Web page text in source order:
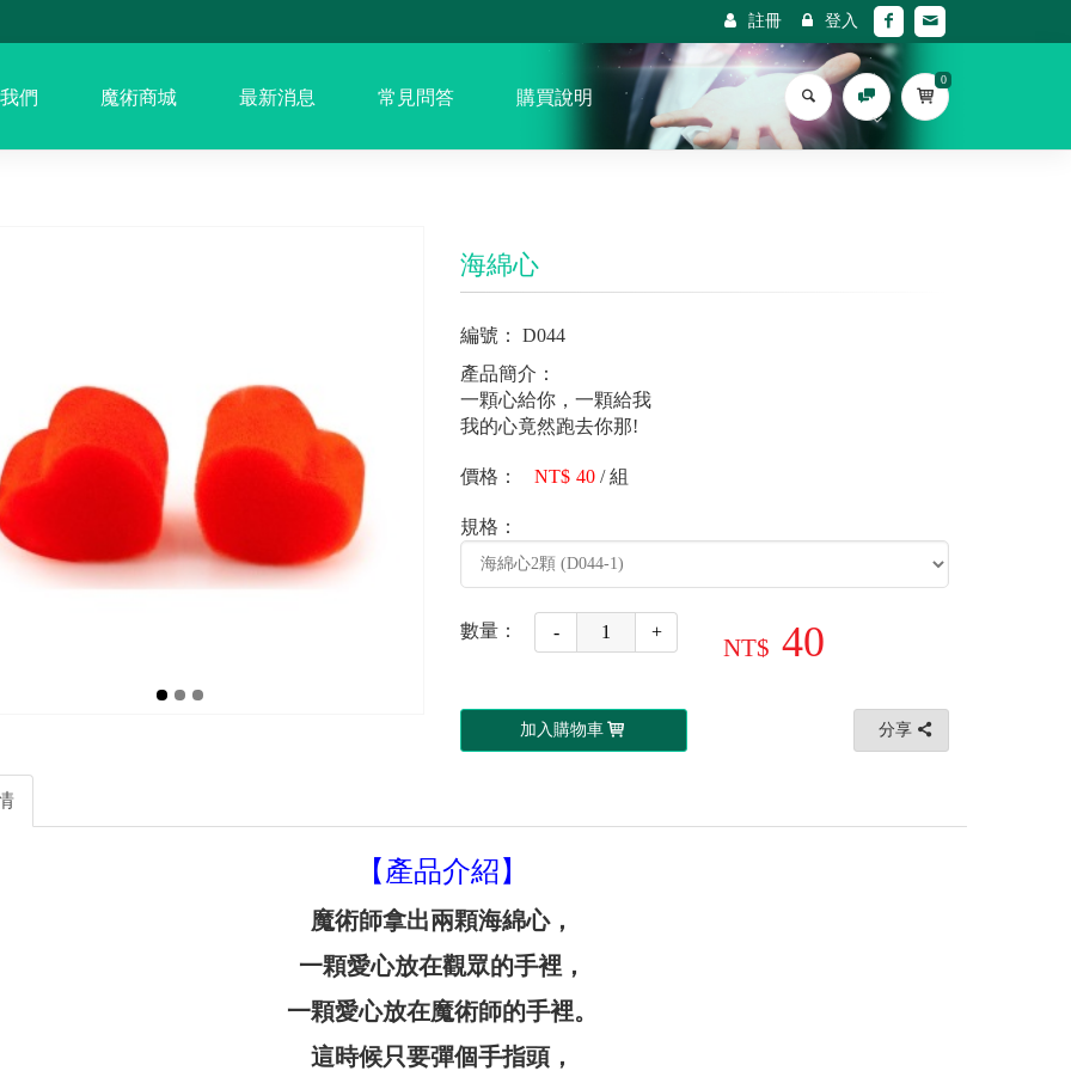
註冊 登入
0
們 魔術商城 最新消息 常見問答 購買說明
海綿心
編號：
D044
產品簡介：
一顆心給你，一顆給我
我的心竟然跑去你那!
價格： 40 /組
規格：
數量： - + 40
加入購物車 分享
【產品介紹】
魔術師拿出兩顆海綿心，
一顆愛心放在觀眾的手裡，
一顆愛心放在魔術師的手裡。
這時候只要彈個手指頭，